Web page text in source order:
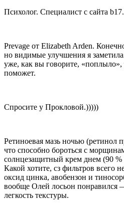
Психолог. Специалист с сайта
Prevage от Elizabeth Arden.
но видимые улучшения я
уже, как вы говорите, «поплыло»,
поможет.
Спросите у Прокловой.)))))
Ретиноевая мазь ночью (ретинол
что способно бороться с
солнцезащитный крем днем (90
Какой хотите, сз фильтров всего
оксид цинка, авобензон и
вообще Олей лосьон понравился
легкость текстуры.